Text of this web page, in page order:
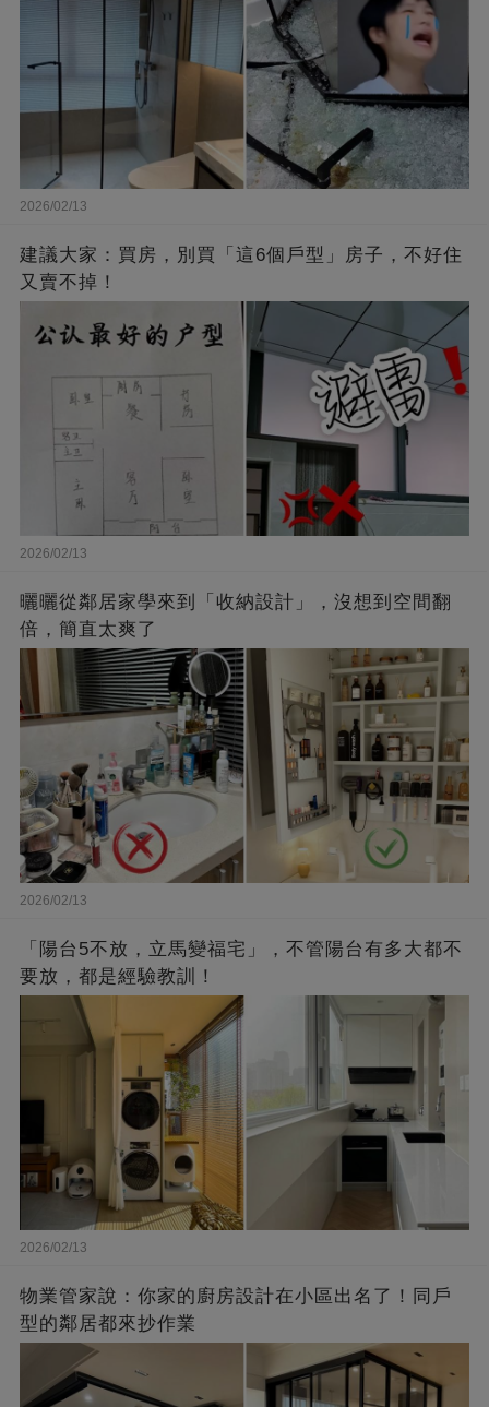
2026/02/13
建議大家：買房，別買「這6個戶型」房子，不好住
又賣不掉！
2026/02/13
曬曬從鄰居家學來到「收納設計」，沒想到空間翻
倍，簡直太爽了
2026/02/13
「陽台5不放，立馬變福宅」，不管陽台有多大都不
要放，都是經驗教訓！
2026/02/13
物業管家說：你家的廚房設計在小區出名了！同戶
型的鄰居都來抄作業